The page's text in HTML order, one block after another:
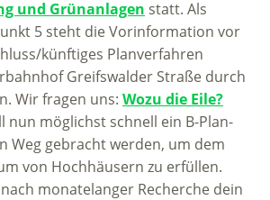
und Grünanlagen statt. Als
5 steht die Vorinformation vor
künftiges Planverfahren
Greifswalder Straße durch
Wir fragen uns: Wozu die Eile?
nun möglichst schnell ein B-Plan-
Weg gebracht werden, um dem
von Hochhäusern zu erfüllen.
monatelanger Recherche dein